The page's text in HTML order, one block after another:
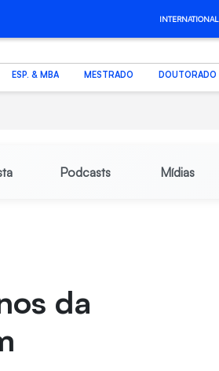
INTERNATIONAL
ESP. & MBA MESTRADO DOUTORADO
Podcasts Mídias
da